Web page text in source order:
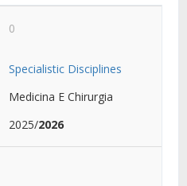
0
Specialistic Disciplines
Medicina E Chirurgia
2025/2026